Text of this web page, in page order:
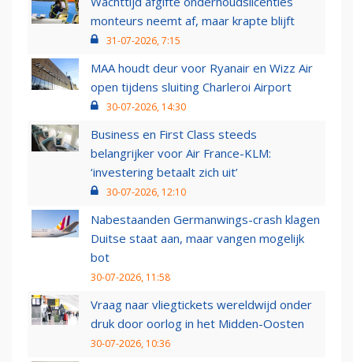
monteurs neemt af, maar krapte blijft
31-07-2026, 7:15
MAA houdt deur voor Ryanair en Wizz Air
open tijdens sluiting Charleroi Airport
30-07-2026, 14:30
Business en First Class steeds
belangrijker voor Air France-KLM:
‘investering betaalt zich uit’
30-07-2026, 12:10
Nabestaanden Germanwings-crash klagen
Duitse staat aan, maar vangen mogelijk
bot
30-07-2026, 11:58
Vraag naar vliegtickets wereldwijd onder
druk door oorlog in het Midden-Oosten
30-07-2026, 10:36